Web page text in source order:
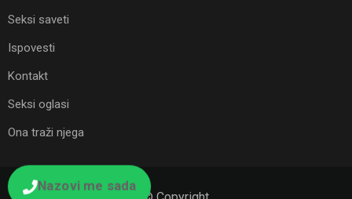
Nazovi me sada
Seksi saveti
Ispovesti
Kontakt
Seksi oglasi
Ona traži njega